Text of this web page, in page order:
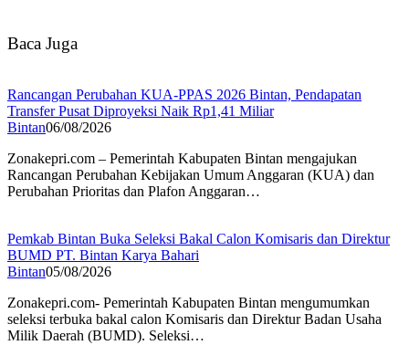
Baca Juga
Rancangan Perubahan KUA-PPAS 2026 Bintan, Pendapatan
Transfer Pusat Diproyeksi Naik Rp1,41 Miliar
Bintan06/08/2026
Zonakepri.com – Pemerintah Kabupaten Bintan mengajukan
Rancangan Perubahan Kebijakan Umum Anggaran (KUA) dan
Perubahan Prioritas dan Plafon Anggaran…
Pemkab Bintan Buka Seleksi Bakal Calon Komisaris dan Direktur
BUMD PT. Bintan Karya Bahari
Bintan05/08/2026
Zonakepri.com- Pemerintah Kabupaten Bintan mengumumkan
seleksi terbuka bakal calon Komisaris dan Direktur Badan Usaha
Milik Daerah (BUMD). Seleksi…